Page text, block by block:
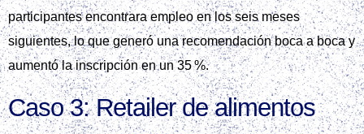
participantes encontrara empleo en los seis meses
siguientes, lo que generó una recomendación boca a boca y
aumentó la inscripción en un 35 %.
Caso 3: Retailer de alimentos